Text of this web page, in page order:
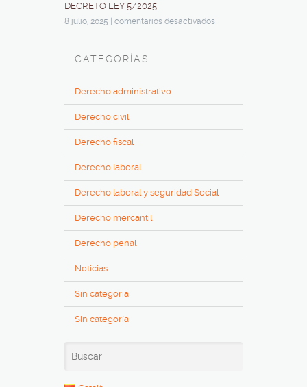
DECRETO LEY 5/2025
8 julio, 2025 comentarios desactivados
CATEGORÍAS
Derecho administrativo
Derecho civil
Derecho fiscal
Derecho laboral
Derecho laboral y seguridad Social
Derecho mercantil
Derecho penal
Noticias
Sin categoría
Sin categoría